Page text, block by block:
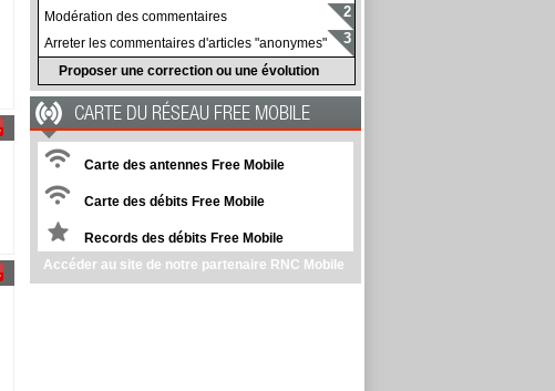
Modération des commentaires
Arreter les commentaires d'articles "anonymes"
Proposer une correction ou une évolution
CARTE DU RÉSEAU FREE MOBILE
Carte des antennes Free Mobile
Carte des débits Free Mobile
Records des débits Free Mobile
Accéder au site de notre partenaire RNC Mobile